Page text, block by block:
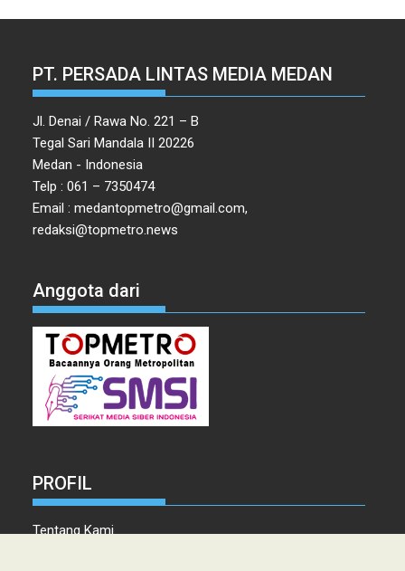
PT. PERSADA LINTAS MEDIA MEDAN
Jl. Denai / Rawa No. 221 – B
Tegal Sari Mandala II 20226
Medan - Indonesia
Telp : 061 – 7350474
Email : medantopmetro@gmail.com,
redaksi@topmetro.news
Anggota dari
PROFIL
Tentang Kami